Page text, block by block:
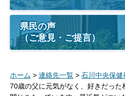
県民の声
（ご意見・ご提言）
ホーム > 連絡先一覧 > 石川中央保健
70歳の父に元気がなく、好きだった